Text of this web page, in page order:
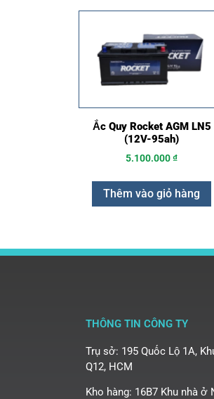
Ắc Quy Rocket AGM LN5
(12V-95ah)
5.100.000₫
Thêm vào giỏ hàng
THÔNG TIN CÔNG TY
Trụ sở: 195 Quốc Lộ 1A,
Q12, HCM
Kho hàng: 16B7 Khu nhà ở